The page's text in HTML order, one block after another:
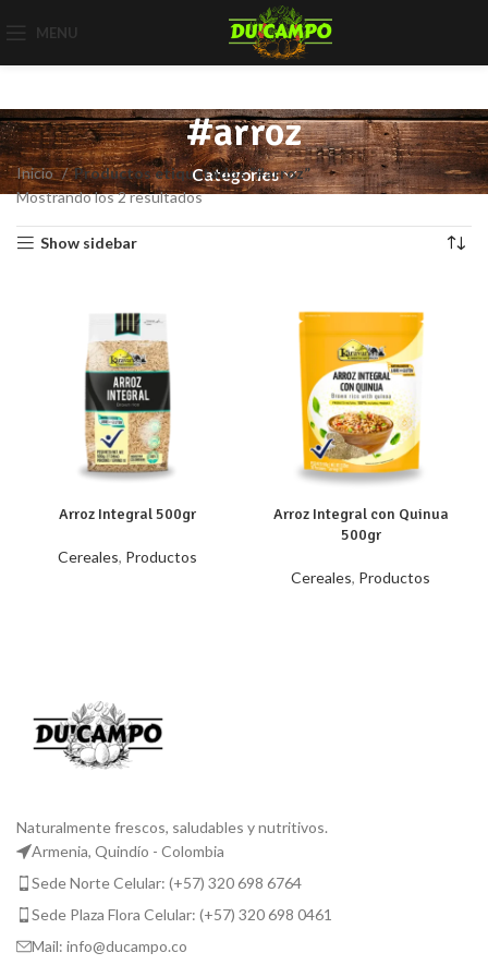
MENU
#arroz
Categories
Inicio
Productos etiquetados “#arroz”
Mostrando los 2 resultados
Show sidebar
Arroz Integral 500gr
Cereales, Productos
Arroz Integral con Quinua
500gr
Cereales, Productos
Naturalmente frescos, saludables y nutritivos.
Armenia, Quindío - Colombia
Sede Norte Celular: (+57) 320 698 6764
Sede Plaza Flora Celular: (+57) 320 698 0461
Mail: info@ducampo.co